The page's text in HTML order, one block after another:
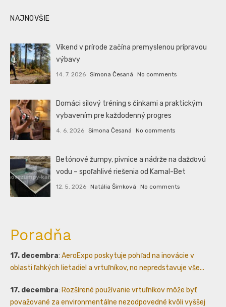
NAJNOVŠIE
Víkend v prírode začína premyslenou prípravou
výbavy
14. 7. 2026 Simona Česaná No comments
Domáci silový tréning s činkami a praktickým
vybavením pre každodenný progres
4. 6. 2026 Simona Česaná No comments
Betónové žumpy, pivnice a nádrže na dažďovú
vodu – spoľahlivé riešenia od Kamal-Bet
12. 5. 2026 Natália Šimková No comments
Poradňa
17. decembra: AeroExpo poskytuje pohľad na inovácie v
oblasti ľahkých lietadiel a vrtuľníkov, no nepredstavuje vše...
17. decembra: Rozšírené používanie vrtuľníkov môže byť
považované za environmentálne nezodpovedné kvôli vyššej